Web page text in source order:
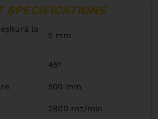
SPECIFICATIONS
la
5 mm
45°
500 mm
2800 rot/min